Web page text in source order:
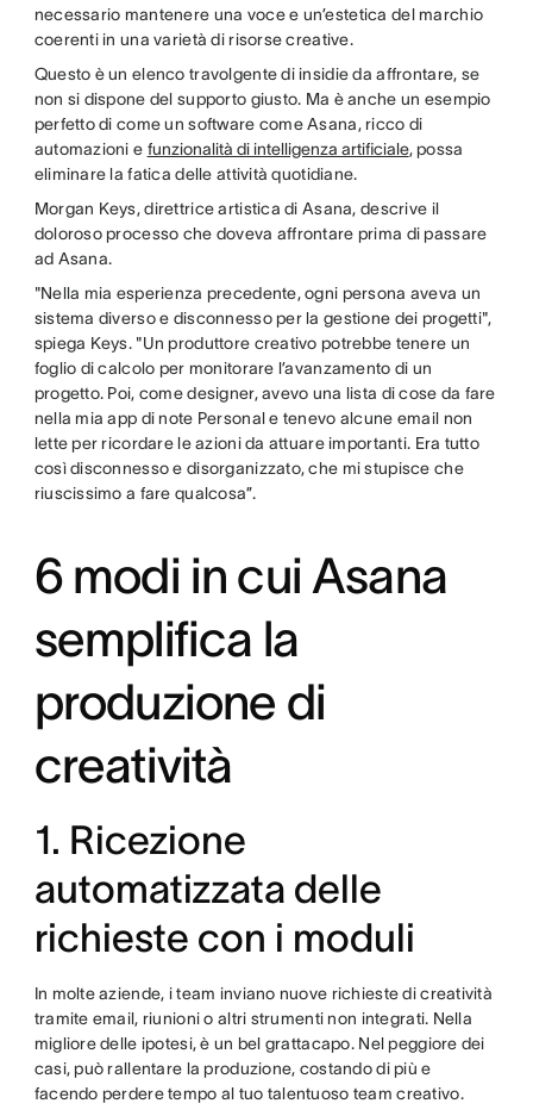
necessario mantenere una voce e un’estetica del marchio
coerenti in una varietà di risorse creative.
Questo è un elenco travolgente di insidie da affrontare, se
non si dispone del supporto giusto. Ma è anche un esempio
perfetto di come un software come Asana, ricco di
automazioni e funzionalità di intelligenza artificiale, possa
eliminare la fatica delle attività quotidiane.
Morgan Keys, direttrice artistica di Asana, descrive il
doloroso processo che doveva affrontare prima di passare
ad Asana.
"Nella mia esperienza precedente, ogni persona aveva un
sistema diverso e disconnesso per la gestione dei progetti",
spiega Keys. "Un produttore creativo potrebbe tenere un
foglio di calcolo per monitorare l’avanzamento di un
progetto. Poi, come designer, avevo una lista di cose da fare
nella mia app di note Personal e tenevo alcune email non
lette per ricordare le azioni da attuare importanti. Era tutto
così disconnesso e disorganizzato, che mi stupisce che
riuscissimo a fare qualcosa”.
6 modi in cui Asana
semplifica la
produzione di
creatività
1. Ricezione
automatizzata delle
richieste con i moduli
In molte aziende, i team inviano nuove richieste di creatività
tramite email, riunioni o altri strumenti non integrati. Nella
migliore delle ipotesi, è un bel grattacapo. Nel peggiore dei
casi, può rallentare la produzione, costando di più e
facendo perdere tempo al tuo talentuoso team creativo.